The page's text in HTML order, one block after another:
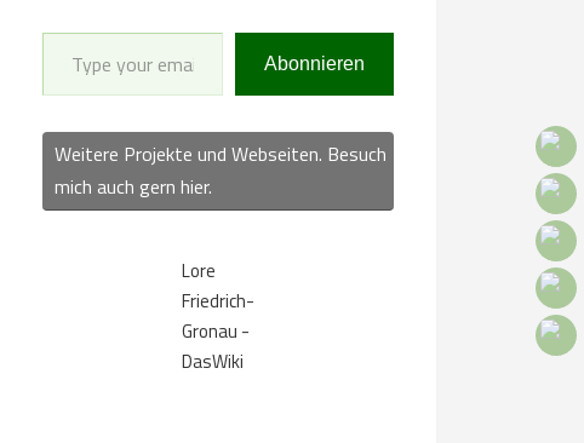
Type your email…
Abonnieren
Weitere Projekte und Webseiten. Besuch
mich auch gern hier.
Lore
Friedrich-
Gronau -
DasWiki